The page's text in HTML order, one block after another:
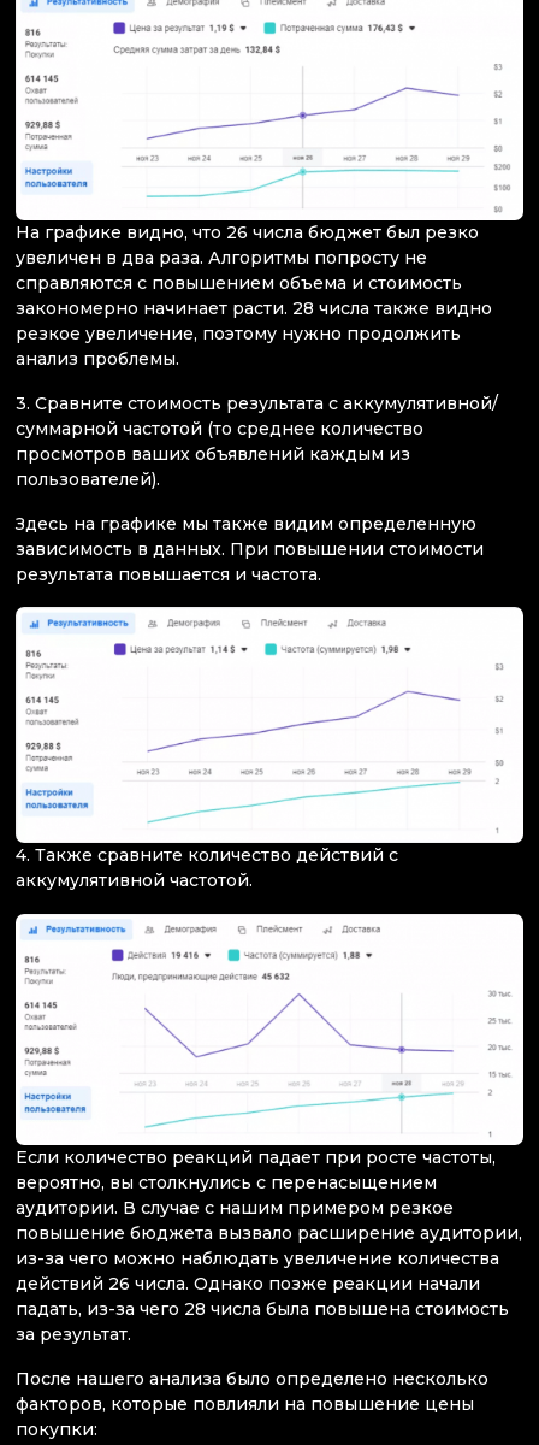
На графике видно, что 26 числа бюджет был резко
увеличен в два раза. Алгоритмы попросту не
справляются с повышением объема и стоимость
закономерно начинает расти. 28 числа также видно
резкое увеличение, поэтому нужно продолжить
анализ проблемы.
3. Сравните стоимость результата с аккумулятивной/
суммарной частотой (то среднее количество
просмотров ваших объявлений каждым из
пользователей).
Здесь на графике мы также видим определенную
зависимость в данных. При повышении стоимости
результата повышается и частота.
4. Также сравните количество действий с
аккумулятивной частотой.
Если количество реакций падает при росте частоты,
вероятно, вы столкнулись с перенасыщением
аудитории. В случае с нашим примером резкое
повышение бюджета вызвало расширение аудитории,
из-за чего можно наблюдать увеличение количества
действий 26 числа. Однако позже реакции начали
падать, из-за чего 28 числа была повышена стоимость
за результат.
После нашего анализа было определено несколько
факторов, которые повлияли на повышение цены
покупки: